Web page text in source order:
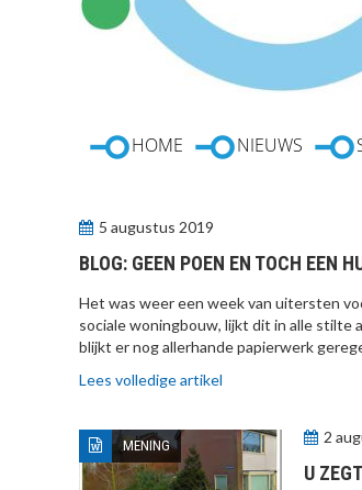
HOME NIEUWS
5 augustus 2019
BLOG: GEEN POEN EN TOCH EEN
Het was weer een week van uitersten
sociale woningbouw, lijkt dit in alle stilte
blijkt er nog allerhande papierwerk
Lees volledige artikel
MENING 2
U